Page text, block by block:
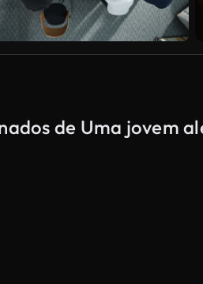
de Uma jovem